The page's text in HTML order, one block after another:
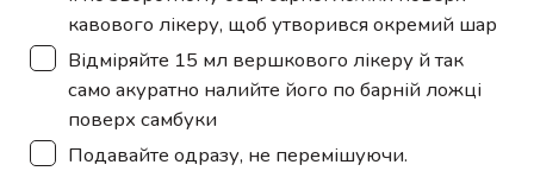
кавового лікеру, щоб утворився окремий шар
▢
Відміряйте 15 мл вершкового лікеру й так
само акуратно налийте його по барній ложці
поверх самбуки
▢
Подавайте одразу, не перемішуючи.